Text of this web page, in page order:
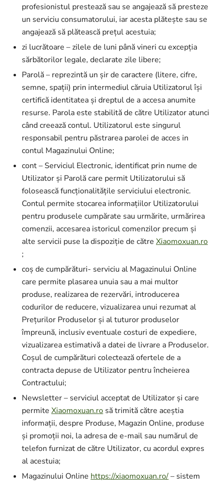
profesionistul prestează sau se angajează să presteze
un serviciu consumatorului, iar acesta plătește sau se
angajează să plătească prețul acestuia;
zi lucrătoare – zilele de luni până vineri cu excepția
sărbătorilor legale, declarate zile libere;
Parolă – reprezintă un șir de caractere (litere, cifre,
semne, spații) prin intermediul căruia Utilizatorul își
certifică identitatea și dreptul de a accesa anumite
resurse. Parola este stabilită de către Utilizator atunci
când creează contul. Utilizatorul este singurul
responsabil pentru păstrarea parolei de acces in
contul Magazinului Online;
cont – Serviciul Electronic, identificat prin nume de
Utilizator şi Parolă care permit Utilizatorului să
folosească funcționalitățile serviciului electronic.
Contul permite stocarea informațiilor Utilizatorului
pentru produsele cumpărate sau urmărite, urmărirea
comenzii, accesarea istoricul comenzilor precum și
alte servicii puse la dispoziție de către Xiaomoxuan.ro
;
coș de cumpărături- serviciu al Magazinului Online
care permite plasarea unuia sau a mai multor
produse, realizarea de rezervări, introducerea
codurilor de reducere, vizualizarea unui rezumat al
Prețurilor Produselor și al tuturor produselor
împreună, inclusiv eventuale costuri de expediere,
vizualizarea estimativă a datei de livrare a Produselor.
Coșul de cumpărături colectează ofertele de a
contracta depuse de Utilizator pentru încheierea
Contractului;
Newsletter – serviciul acceptat de Utilizator și care
permite Xiaomoxuan.ro să trimită către aceștia
informații, despre Produse, Magazin Online, produse
și promoții noi, la adresa de e-mail sau numărul de
telefon furnizat de către Utilizator, cu acordul expres
al acestuia;
Magazinului Online https://xiaomoxuan.ro/– sistem